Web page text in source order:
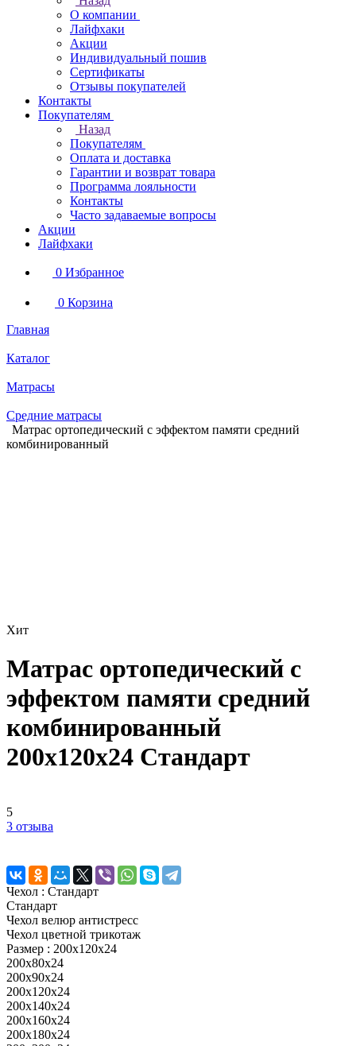
О компании
Лайфхаки
Акции
Индивидуальный пошив
Сертификаты
Отзывы покупателей
Контакты
Покупателям
Назад
Покупателям
Оплата и доставка
Гарантии и возврат товара
Программа лояльности
Контакты
Часто задаваемые вопросы
Акции
Лайфхаки
0 Избранное
0 Корзина
Главная
Каталог
Матрасы
Средние матрасы
Матрас ортопедический с эффектом памяти средний
комбинированный
Хит
Матрас ортопедический с
эффектом памяти средний
комбинированный
200х120х24 Стандарт
5
3 отзыва
Чехол : Стандарт
Стандарт
Чехол велюр антистресс
Чехол цветной трикотаж
Размер : 200x120x24
200x80x24
200x90x24
200x120x24
200x140x24
200x160x24
200x180x24